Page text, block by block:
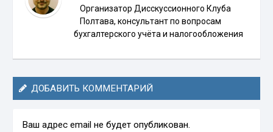
Организатор Дисскуссионного Клуба
Полтава, консультант по вопросам
бухгалтерского учёта и налогообложения
ДОБАВИТЬ КОММЕНТАРИЙ
Ваш адрес email не будет опубликован.